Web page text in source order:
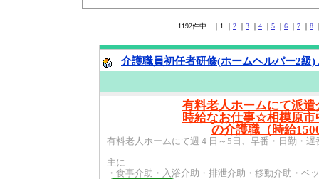
1192件中 ｜1 ｜ 2 ｜ 3 ｜ 4 ｜ 5 ｜ 6 ｜ 7 ｜ 8
介護職員初任者研修(ホームヘルパー2級)
有料老人ホームにて派
時給なお仕事☆相模原市
の介護職（時給
有料老人ホームにて週４日～5日、早番・日勤・
主に
・食事介助・入浴介助・排泄介助・移動介助・ベ